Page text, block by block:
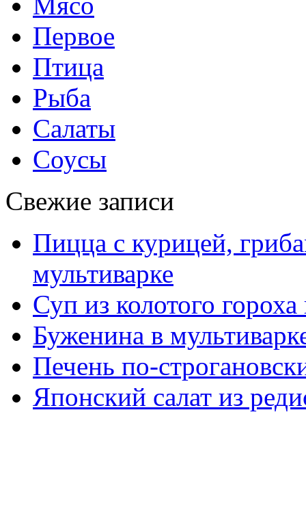
Первое
Птица
Рыба
Салаты
Соусы
Свежие записи
Пицца с курицей,
мультиварке
Суп из колотого
Буженина в
Печень по-
Японский салат из